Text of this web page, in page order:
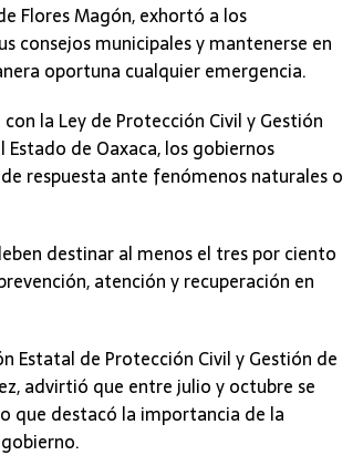
Flores Magón, exhortó a los
consejos municipales y mantenerse en
oportuna cualquier emergencia.
la Ley de Protección Civil y Gestión
de Oaxaca, los gobiernos
respuesta ante fenómenos naturales o
destinar al menos el tres por ciento
atención y recuperación en
Estatal de Protección Civil y Gestión de
advirtió que entre julio y octubre se
que destacó la importancia de la